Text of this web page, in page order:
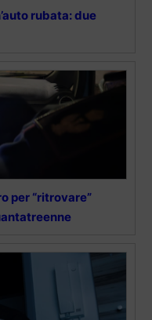
rubata: due
per “ritrovare”